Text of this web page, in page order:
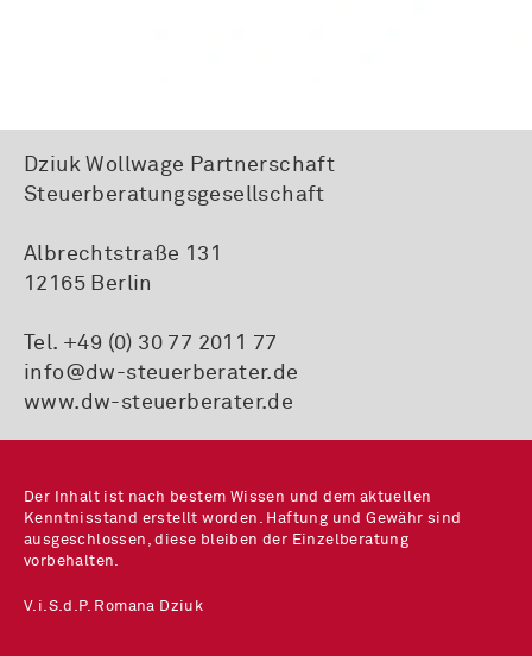
Dziuk Wollwage Partnerschaft
Steuerberatungsgesellschaft
Albrechtstraße 131
12165 Berlin
Tel. +49 (0) 30 77 2011 77
info@dw-steuerberater.de
www.dw-steuerberater.de
Der Inhalt ist nach bestem Wissen und dem aktuellen
Kenntnisstand erstellt worden. Haftung und Gewähr sind
ausgeschlossen, diese bleiben der Einzelberatung
vorbehalten.
V.i.S.d.P. Romana Dziuk